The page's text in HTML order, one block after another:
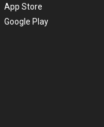
App Store
Google Play